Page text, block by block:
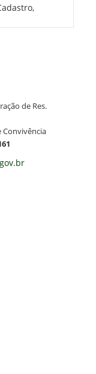
de Res.
Convivência